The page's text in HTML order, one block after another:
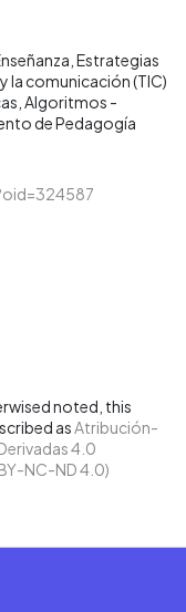
Estrategias
la comunicación (TIC)
Algoritmos -
de Pedagogía
noted, this
asAtribución-
4.0
NC-ND 4.0)